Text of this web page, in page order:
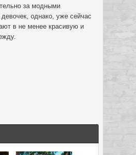
за модными
однако, уже сейчас
в не менее красивую и